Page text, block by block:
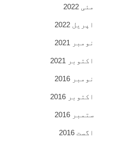
مئی 2022
اپریل 2022
نومبر 2021
اکتوبر 2021
نومبر 2016
اکتوبر 2016
ستمبر 2016
اگست 2016